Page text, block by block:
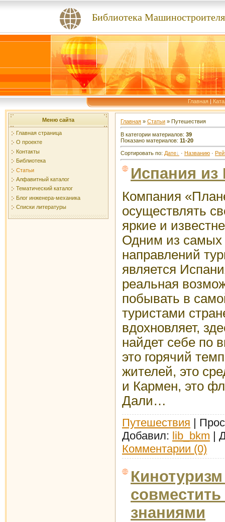
Библиотека Машиностроителя
Главная|
Меню сайта
Главная страница
О проекте
Контакты
Библиотека
Статьи
Алфавитный каталог
Тематический каталог
Блог инженера-механика
Списки литературы
Главная » Статьи » Путешествия
В категории материалов: 39
Показано материалов: 11-20
Сортировать по: Дате · Названию ·
Испания
Компания
осуществлять
яркие и
Одним из самых
направлений
является
реальная
побывать в
туристами
вдохновляет,
найдет себе по
это горячий
жителей, это
и Кармен, это
Дали…
Путешествия |
Добавил: lib_bkm |
Комментарии (0)
знаниями